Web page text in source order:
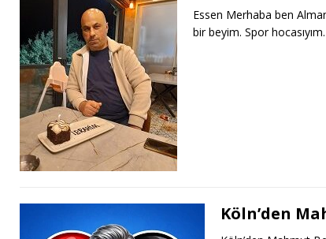
Essen Merhaba ben
bir beyim. Spor
Köln’den